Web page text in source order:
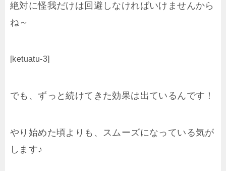
絶対に怪我だけは回避しなければいけませんから
ね～
[ketuatu-3]
でも、ずっと続けてきた効果は出ているんです！
やり始めた頃よりも、スムーズになっている気が
します♪